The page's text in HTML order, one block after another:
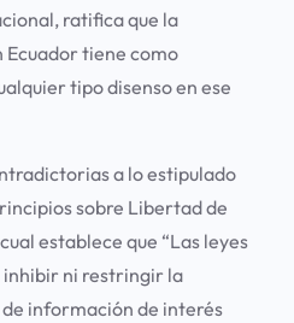
ratifica que la
Ecuador tiene como
tipo disenso en ese
a lo estipulado
sobre Libertad de
establece que “Las leyes
inhibir ni restringir la
información de interés